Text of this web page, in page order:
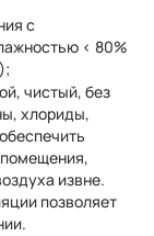
с
< 80%
чистый, без
хлориды,
помещения,
извне.
позволяет